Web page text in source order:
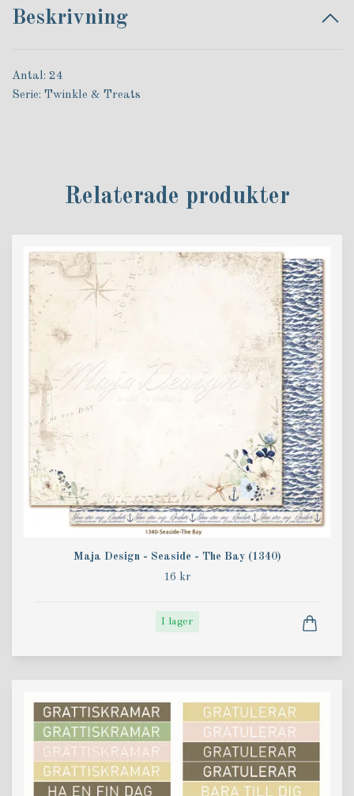
Beskrivning
Antal: 24
Serie: Twinkle & Treats
Relaterade produkter
Maja Design - Seaside - The Bay (1340)
16 kr
I lager